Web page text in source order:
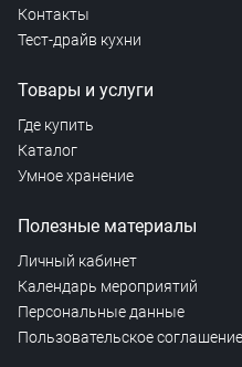
Контакты
Тест-драйв кухни
Товары и услуги
Где купить
Каталог
Умное хранение
Полезные материалы
Личный кабинет
Календарь мероприятий
Персональные данные
Пользовательское соглашение